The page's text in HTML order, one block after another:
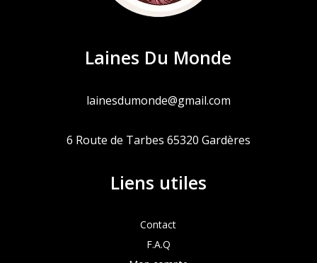
Laines Du Monde
lainesdumonde@gmail.com
6 Route de Tarbes 65320 Gardères
Liens utiles
Contact
F.A.Q